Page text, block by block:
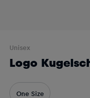
Unisex
Logo
One Size